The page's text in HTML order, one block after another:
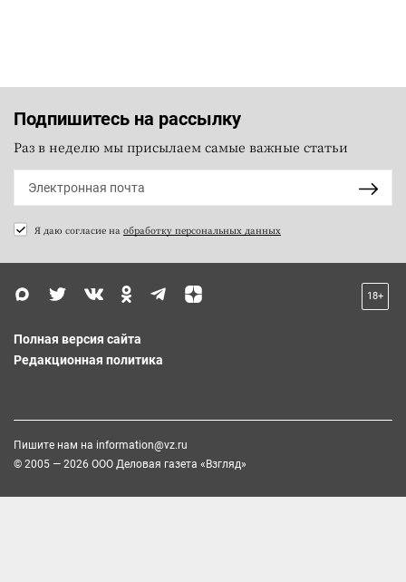
Подпишитесь на рассылку
Раз в неделю мы присылаем самые важные статьи
Я даю согласие на обработку персональных данных
18+
Полная версия сайта
Редакционная политика
Пишите нам на information@vz.ru
© 2005 — 2026 ООО Деловая газета «Взгляд»